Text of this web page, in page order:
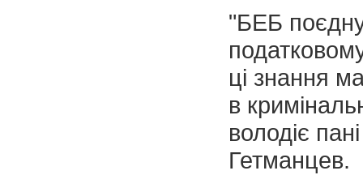
"БЕБ
ці знання
в
володіє
Гетманцев.